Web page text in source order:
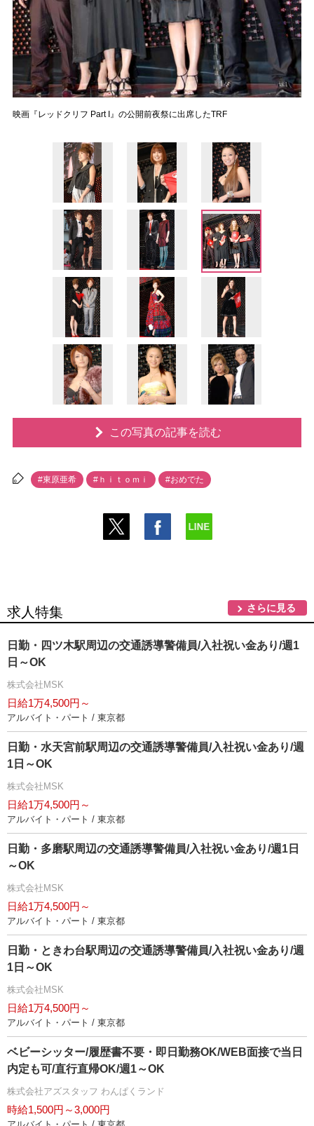
映画『レッドクリフ Part I』の公開前夜祭に出席したTRF
この写真の記事を読む
#東原亜希 #ｈｉｔｏｍｉ #おめでた
求人特集 さらに見る
日勤・四ツ木駅周辺の交通誘導警備員/入社祝い金あり/週1
日～OK
株式会社MSK
日給1万4,500円～
アルバイト・パート / 東京都
日勤・水天宮前駅周辺の交通誘導警備員/入社祝い金あり/週
1日～OK
株式会社MSK
日給1万4,500円～
アルバイト・パート / 東京都
日勤・多磨駅周辺の交通誘導警備員/入社祝い金あり/週1日
～OK
株式会社MSK
日給1万4,500円～
アルバイト・パート / 東京都
日勤・ときわ台駅周辺の交通誘導警備員/入社祝い金あり/週
1日～OK
株式会社MSK
日給1万4,500円～
アルバイト・パート / 東京都
ベビーシッター/履歴書不要・即日勤務OK/WEB面接で当日
内定も可/直行直帰OK/週1～OK
株式会社アズスタッフ わんぱくランド
時給1,500円～3,000円